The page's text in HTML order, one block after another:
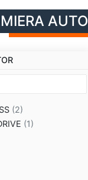
AUTO
(2)
(1)